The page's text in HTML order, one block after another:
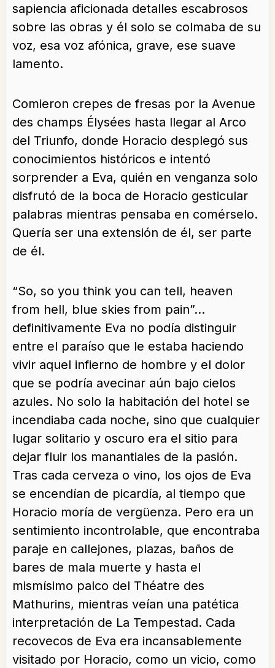
sapiencia aficionada detalles escabrosos
sobre las obras y él solo se colmaba de su
voz, esa voz afónica, grave, ese suave
lamento.
Comieron crepes de fresas por la Avenue
des champs Élysées hasta llegar al Arco
del Triunfo, donde Horacio desplegó sus
conocimientos históricos e intentó
sorprender a Eva, quién en venganza solo
disfrutó de la boca de Horacio gesticular
palabras mientras pensaba en comérselo.
Quería ser una extensión de él, ser parte
de él.
“So, so you think you can tell, heaven
from hell, blue skies from pain”…
definitivamente Eva no podía distinguir
entre el paraíso que le estaba haciendo
vivir aquel infierno de hombre y el dolor
que se podría avecinar aún bajo cielos
azules. No solo la habitación del hotel se
incendiaba cada noche, sino que cualquier
lugar solitario y oscuro era el sitio para
dejar fluir los manantiales de la pasión.
Tras cada cerveza o vino, los ojos de Eva
se encendían de picardía, al tiempo que
Horacio moría de vergüenza. Pero era un
sentimiento incontrolable, que encontraba
paraje en callejones, plazas, baños de
bares de mala muerte y hasta el
mismísimo palco del Théatre des
Mathurins, mientras veían una patética
interpretación de La Tempestad. Cada
recovecos de Eva era incansablemente
visitado por Horacio, como un vicio, como